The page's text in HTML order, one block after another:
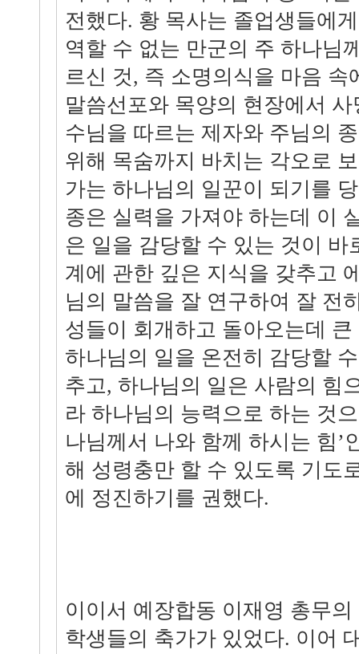
전했다. 황 목사는 졸업생들에
역할 수 없는 만군의 주 하나님
르신 것, 즉 소명의식을 마음 속
말씀선포와 목양의 현장에서
수님을 따르는 제자와 주님의
위해 목숨까지 바치는 각오로
가는 하나님의 일꾼이 되기를
종은 실력을 가져야 하는데 이
은 일을 감당할 수 있는 것이 바
계에 관한 깊은 지식을 갖추고
님의 말씀을 잘 연구하여 잘 전
성들이 회개하고 돌아오는데
하나님의 일을 온전히 감당할
추고, 하나님의 일은 사람의 힘
라 하나님의 능력으로 하는 것
나님께서 나와 함께 하시는 힘’
해 성령충만 할 수 있도록 기도
에 정진하기를 권했다.
이이서 예장합동 이재영 총무
학생들의 축가가 있었다. 이어